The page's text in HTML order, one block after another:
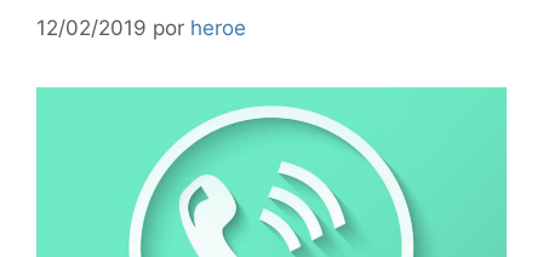
12/02/2019 por heroe